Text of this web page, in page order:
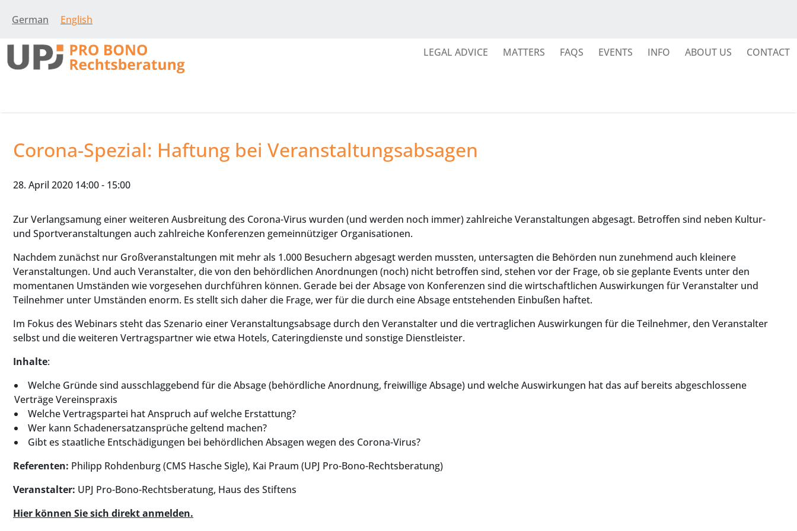
German English
LEGAL ADVICE MATTERS FAQS EVENTS INFO ABOUT US CONTACT
Corona-Spezial: Haftung bei Veranstaltungsabsagen
28. April 2020 14:00- 15:00
Zur Verlangsamung einer weiteren Ausbreitung des Corona-Virus wurden (und werden noch immer) zahlreiche Veranstaltungen abgesagt. Betroffen sind neben Kultur-
und Sportveranstaltungen auch zahlreiche Konferenzen gemeinnütziger Organisationen.
Nachdem zunächst nur Großveranstaltungen mit mehr als 1.000 Besuchern abgesagt werden mussten, untersagten die Behörden nun zunehmend auch kleinere
Veranstaltungen. Und auch Veranstalter, die von den behördlichen Anordnungen (noch) nicht betroffen sind, stehen vor der Frage, ob sie geplante Events unter den
momentanen Umständen wie vorgesehen durchführen können. Gerade bei der Absage von Konferenzen sind die wirtschaftlichen Auswirkungen für Veranstalter und
Teilnehmer unter Umständen enorm. Es stellt sich daher die Frage, wer für die durch eine Absage entstehenden Einbußen haftet.
Im Fokus des Webinars steht das Szenario einer Veranstaltungsabsage durch den Veranstalter und die vertraglichen Auswirkungen für die Teilnehmer, den Veranstalter
selbst und die weiteren Vertragspartner wie etwa Hotels, Cateringdienste und sonstige Dienstleister.
Inhalte:
Welche Gründe sind ausschlaggebend für die Absage (behördliche Anordnung, freiwillige Absage) und welche Auswirkungen hat das auf bereits abgeschlossene
Verträge Vereinspraxis
Welche Vertragspartei hat Anspruch auf welche Erstattung?
Wer kann Schadenersatzansprüche geltend machen?
Gibt es staatliche Entschädigungen bei behördlichen Absagen wegen des Corona-Virus?
Referenten: Philipp Rohdenburg (CMS Hasche Sigle), Kai Praum (UPJ Pro-Bono-Rechtsberatung)
Veranstalter: UPJ Pro-Bono-Rechtsberatung, Haus des Stiftens
Hier können Sie sich direkt anmelden.